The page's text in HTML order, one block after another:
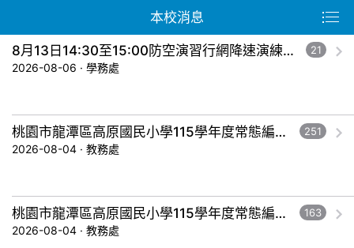
本校消息
8月13日14:30至15:00防空演習行網降速演練，請預為因應，詳洽NCC官網 21
2026-08-06 · 學務處
桃園市龍潭區高原國民小學115學年度常態編班暨導師編配作業結果公告-五年級。 251
2026-08-04 · 教務處
桃園市龍潭區高原國民小學115學年度常態編班暨導師編配作業結果公告-三年級。 163
2026-08-04 · 教務處